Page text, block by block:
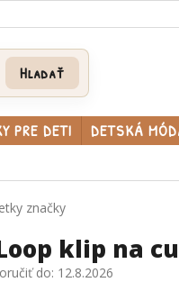
Hľadať
PRE DETI DETSKÁ
značky
klip na
do: 12.8.2026